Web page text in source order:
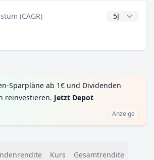
(CAGR) CAGR Jahre
Sparpläne ab 1€ und Dividenden
reinvestieren. Jetzt Depot
Anzeige
Kurs Gesamtrendite